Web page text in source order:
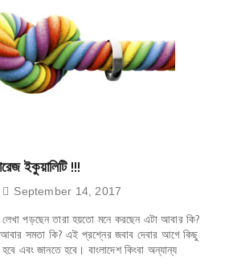
ইকুয়ালিটি !!!
September 14, 2017
লেখা পড়ছেন তারা হয়তো মনে করছেন এটা আবার কি?
সমতা কি? এই প্রশ্নের জবাব দেবার আগে কিছু
এবং জানতে হবে। বাংলাদেশ কিংবা অন্যান্য